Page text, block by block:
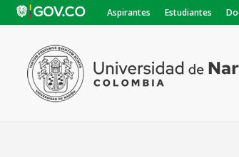
Aspirantes Estudiantes